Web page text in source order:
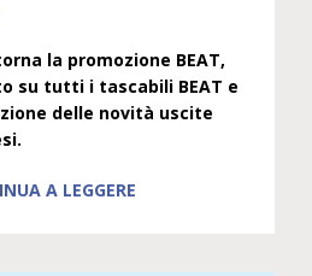
la promozione BEAT,
su tutti i tascabili BEAT e
delle novità uscite
A LEGGERE